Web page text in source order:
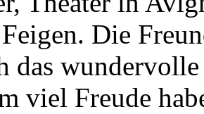
Die
das
viel Freude